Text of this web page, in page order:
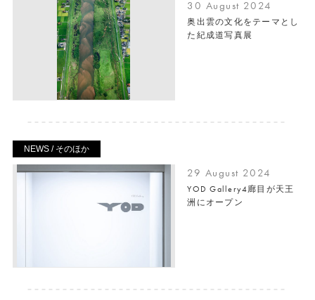
30 August 2024
奥出雲の文化をテーマとし
た紀成道写真展
NEWS / そのほか
29 August 2024
YOD Gallery4廊目が天王
洲にオープン